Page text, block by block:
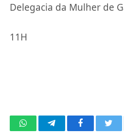
Delegacia da Mulher de
11H
WhatsAppTelegramFacebook